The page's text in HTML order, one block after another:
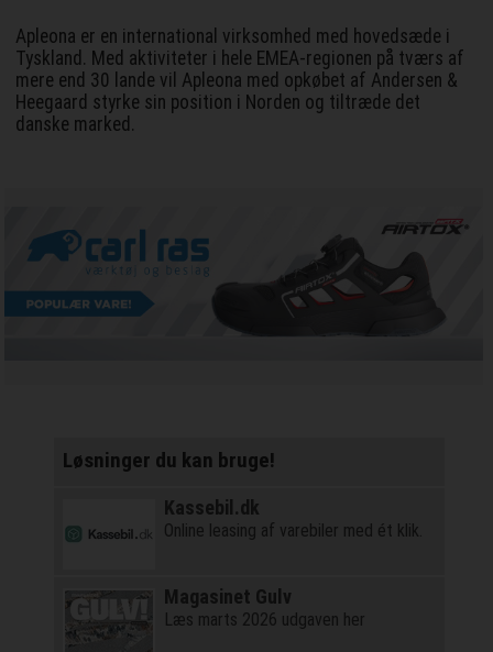
Apleona er en international virksomhed med hovedsæde i
Tyskland. Med aktiviteter i hele EMEA-regionen på tværs af
mere end 30 lande vil Apleona med opkøbet af Andersen &
Heegaard styrke sin position i Norden og tiltræde det
danske marked.
Løsninger du kan bruge!
Kassebil.dk
Online leasing af varebiler med ét klik.
Magasinet Gulv
Læs marts 2026 udgaven her